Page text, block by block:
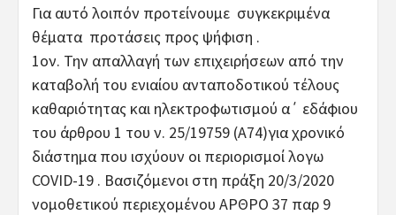
Για αυτό λοιπόν προτείνουμε συγκεκριμένα
θέματα προτάσεις προς ψήφιση .
1ον. Την απαλλαγή των επιχειρήσεων από την
καταβολή του ενιαίου ανταποδοτικού τέλους
καθαριότητας και ηλεκτροφωτισμού α΄ εδάφιου
του άρθρου 1 του ν. 25/19759 (Α74)για χρονικό
διάστημα που ισχύουν οι περιορισμοί λογω
COVID-19 . Βασιζόμενοι στη πράξη 20/3/2020
νομοθετικού περιεχομένου ΑΡΘΡΟ 37 παρ 9